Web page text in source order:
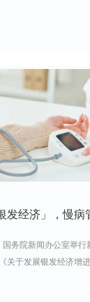
发经济」，慢病
国务院新闻办公室举行
关于发展银发经济增
。